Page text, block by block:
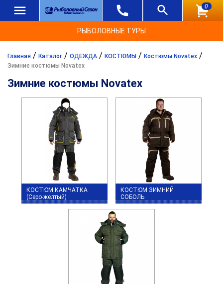
0
РЫБОЛОВНЫЕ ТУРЫ
Главная / Каталог / ОДЕЖДА / КОСТЮМЫ / Костюмы Novatex /
Зимние костюмы Novatex
Зимние костюмы Novatex
КОСТЮМ КАМЧАТКА
(Серо-желтый)
КОСТЮМ ЗИМНИЙ
СОБОЛЬ